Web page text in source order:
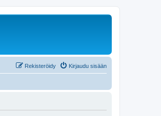
Kirjaudu sisään
Rekisteröidy